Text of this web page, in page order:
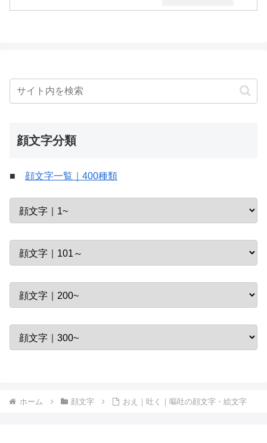
顔文字分類
■ 顔文字一覧｜400種類
ホーム 顔文字 おえ｜吐く｜嘔吐の顔文字・絵文字